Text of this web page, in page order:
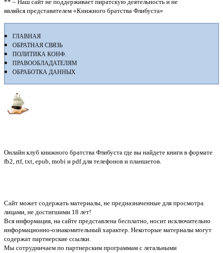
** – Наш сайт не поддерживает пиратскую деятельность и не
являйся представителем «Книжного братства Флибуста»
ГЛАВНАЯ
ОБРАТНАЯ СВЯЗЬ
ПОЛИТИКА КОНФ.
ПРАВООБЛАДАТЕЛЯМ
ОБРАБОТКА ДАННЫХ
Онлайн клуб книжного братства Флибуста где вы найдете книги в формате
fb2, rtf, txt, epub, mobi и pdf для телефонов и планшетов.
Сайт может содержать материалы, не предназначенные для просмотра
лицами, не достигшими 18 лет!
Вся информация, на сайте представлена бесплатно, носит исключительно
информационно-ознакомительный характер. Некоторые материалы могут
содержат партнерские ссылки.
Мы сотрудничаем по партнерским программам с легальными